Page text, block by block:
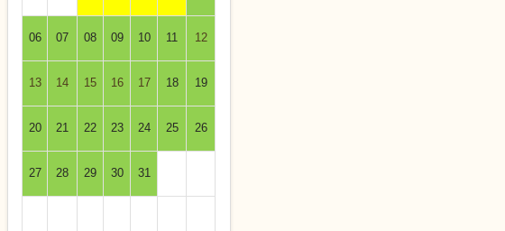
06 07 08 09 10 11 12
13 14 15 16 17 18 19
20 21 22 23 24 25 26
27 28 29 30 31